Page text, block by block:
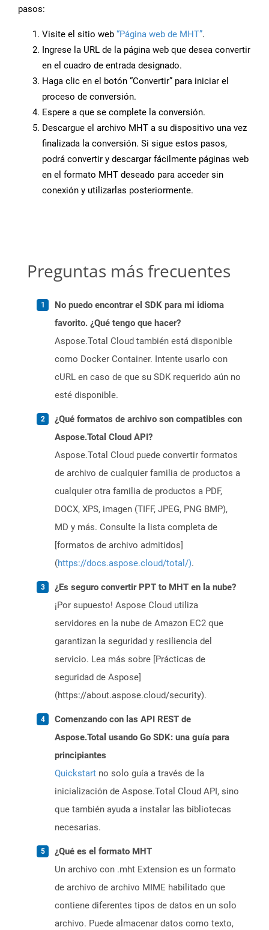
pasos:
Visite el sitio web “Página web de MHT”.
Ingrese la URL de la página web que desea convertir
en el cuadro de entrada designado.
Haga clic en el botón “Convertir” para iniciar el
proceso de conversión.
Espere a que se complete la conversión.
Descargue el archivo MHT a su dispositivo una vez
finalizada la conversión. Si sigue estos pasos,
podrá convertir y descargar fácilmente páginas web
en el formato MHT deseado para acceder sin
conexión y utilizarlas posteriormente.
Preguntas más frecuentes
No puedo encontrar el SDK para mi idioma
favorito. ¿Qué tengo que hacer?
Aspose.Total Cloud también está disponible
como Docker Container. Intente usarlo con
cURL en caso de que su SDK requerido aún no
esté disponible.
¿Qué formatos de archivo son compatibles con
Aspose.Total Cloud API?
Aspose.Total Cloud puede convertir formatos
de archivo de cualquier familia de productos a
cualquier otra familia de productos a PDF,
DOCX, XPS, imagen (TIFF, JPEG, PNG BMP),
MD y más. Consulte la lista completa de
[formatos de archivo admitidos]
(https://docs.aspose.cloud/total/).
¿Es seguro convertir PPT to MHT en la nube?
¡Por supuesto! Aspose Cloud utiliza
servidores en la nube de Amazon EC2 que
garantizan la seguridad y resiliencia del
servicio. Lea más sobre [Prácticas de
seguridad de Aspose]
(https://about.aspose.cloud/security).
Comenzando con las API REST de
Aspose.Total usando Go SDK: una guía para
principiantes
Quickstart no solo guía a través de la
inicialización de Aspose.Total Cloud API, sino
que también ayuda a instalar las bibliotecas
necesarias.
¿Qué es el formato MHT
Un archivo con .mht Extension es un formato
de archivo de archivo MIME habilitado que
contiene diferentes tipos de datos en un solo
archivo. Puede almacenar datos como texto,